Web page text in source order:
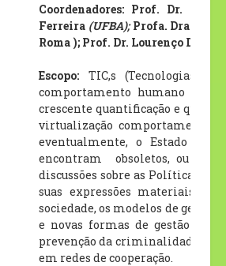
Coordenadores: Prof. Dr.
Ferreira (UFBA);Profa. Dra.
Roma ); Prof. Dr. Lourenço Dias
Escopo: TIC,s (Tecnologias
comportamento humano nas
crescente quantificação e
virtualização comportamental,
eventualmente, o Estado
encontram
obsoletos, ou
discussões sobre as Políticas e
suas expressões materiais,
sociedade, os modelos de
e novas formas de gestão da
prevenção da criminalidade,
em redes de cooperação.